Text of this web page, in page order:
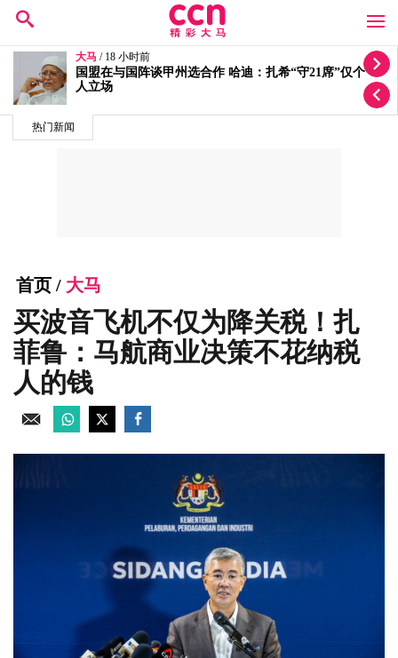
热门新闻
大马 / 18 小时前
迁就丘光耀体重量级要求！洪伟翔反问“你为何还不签
约？”
首页 / 大马
买波音飞机不仅为降关税！扎
菲鲁：马航商业决策不花纳税
人的钱